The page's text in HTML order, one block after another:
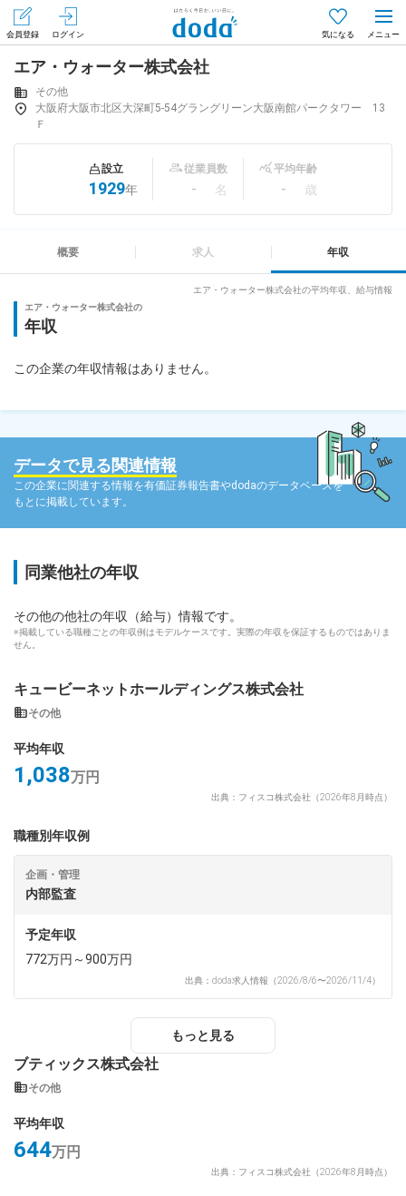
会員登録 ログイン 気になる
会員登録（無料）
求人を探す
dodaチャットサポート
対応時間：10:00～22:00(日曜・年末年始を除く)
自動案内は24時間365日対応
転職の「モヤモヤ」、一人で悩まず
気軽に相談してみませんか？
ヘルプ サイトマップ
エア・ウォーター株式会社
その他
大阪府大阪市北区大深町5-54グラングリーン大阪南館パークタワー 13
Ｆ
設立
1929年
従業員数
- 名
平均年齢
- 歳
概要 求人 年収
エア・ウォーター株式会社の平均年収、給与情報
エア・ウォーター株式会社の
年収
この企業の年収情報はありません。
データで見る関連情報
この企業に関連する情報を有価証券報告書やdodaのデータベースを
もとに掲載しています。
同業他社の年収
その他の他社の年収（給与）情報です。
※掲載している職種ごとの年収例はモデルケースです。実際の年収を保証するものではありま
せん。
キュービーネットホールディングス株式会社
その他
平均年収
1,038万円
出典：フィスコ株式会社（2026年8月時点）
職種別年収例
企画・管理
内部監査
予定年収
772万円～900万円
出典：doda求人情報（2026/8/6〜2026/11/4）
もっと見る
ブティックス株式会社
その他
平均年収
644万円
出典：フィスコ株式会社（2026年8月時点）